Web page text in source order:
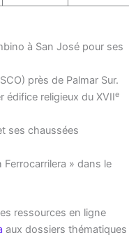
à San José pour ses
près de Palmar Sur.
édifice religieux du XVIIe
ses chaussées
» dans le
ressources en ligne
aux dossiers thématiques